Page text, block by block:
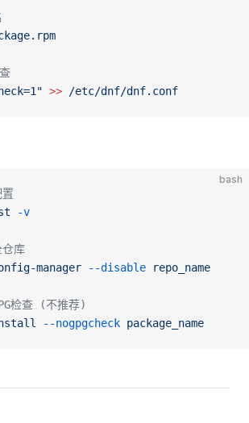
>> /etc/dnf/dnf.conf
bash
-v
库
manager --disable repo_name
检查 (不推荐)
--nogpgcheck package_name